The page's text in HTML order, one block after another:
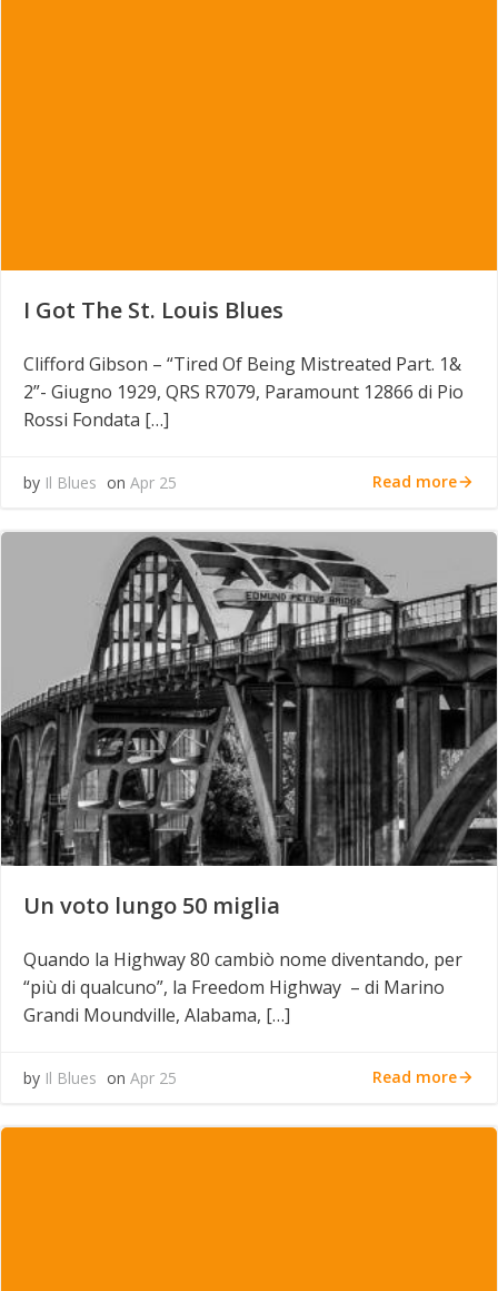
I Got The St. Louis Blues
Clifford Gibson – “Tired Of Being Mistreated Part. 1&
2”- Giugno 1929, QRS R7079, Paramount 12866 di Pio
Rossi Fondata […]
by Il Blues on Apr 25 Read more
Un voto lungo 50 miglia
Quando la Highway 80 cambiò nome diventando, per
“più di qualcuno”, la Freedom Highway – di Marino
Grandi Moundville, Alabama, […]
by Il Blues on Apr 25 Read more